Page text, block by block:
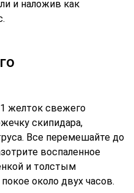
и наложив как
желток свежего
скипидара,
Все перемешайте до
воспаленное
и толстым
около двух часов.